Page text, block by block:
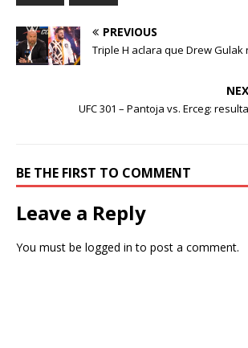
PREVIOUS
Triple H aclara que Drew
UFC 301 – Pantoja vs. Erceg:
BE THE FIRST TO COMMENT
Leave a Reply
You must be logged in to post a comment.